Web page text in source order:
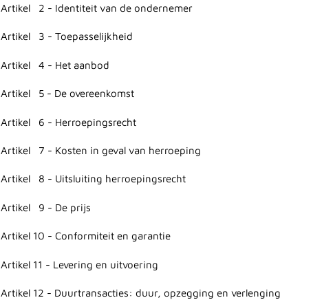
Artikel 2 - Identiteit van de ondernemer
Artikel 3 - Toepasselijkheid
Artikel 4 - Het aanbod
Artikel 5 - De overeenkomst
Artikel 6 - Herroepingsrecht
Artikel 7 - Kosten in geval van herroeping
Artikel 8 - Uitsluiting herroepingsrecht
Artikel 9 - De prijs
Artikel 10 - Conformiteit en garantie
Artikel 11 - Levering en uitvoering
Artikel 12 - Duurtransacties: duur, opzegging en verlenging